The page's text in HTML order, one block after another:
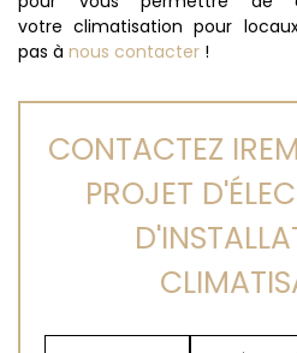
votre climatisation pour
pas à nous contacter !
CONTACTEZ
PROJET